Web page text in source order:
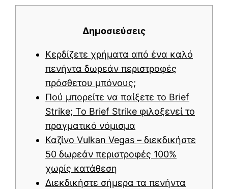
Δημοσιεύσεις
Κερδίζετε χρήματα από ένα καλό
πενήντα δωρεάν περιστροφές
πρόσθετου μπόνους;
Πού μπορείτε να παίξετε το Brief
Strike; Το Brief Strike φιλοξενεί το
πραγματικό νόμισμα
Καζίνο Vulkan Vegas – διεκδικήστε
50 δωρεάν περιστροφές 100%
χωρίς κατάθεση
Διεκδικήστε σήμερα τα πενήντα